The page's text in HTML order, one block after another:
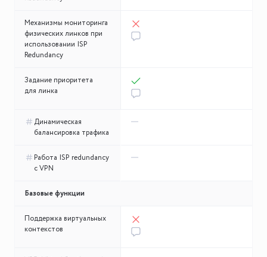
Механизмы мониторинга
физических линков при
использовании ISP
Redundancy
Задание приоритета
для линка
Динамическая
балансировка трафика
Работа ISP redundancy
с VPN
Базовые функции
Поддержка виртуальных
контекстов